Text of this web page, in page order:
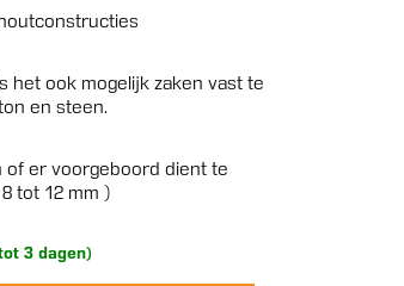
het ook mogelijk zaken vast te
en steen.
of er voorgeboord dient te
tot 12 mm )
3 dagen)